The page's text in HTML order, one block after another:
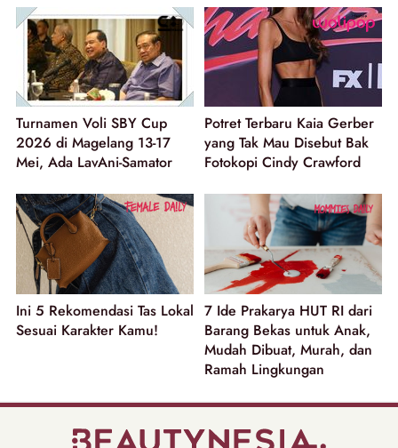
Turnamen Voli SBY Cup
2026 di Magelang 13-17
Mei, Ada LavAni-Samator
Potret Terbaru Kaia Gerber
yang Tak Mau Disebut Bak
Fotokopi Cindy Crawford
Ini 5 Rekomendasi Tas Lokal
Sesuai Karakter Kamu!
7 Ide Prakarya HUT RI dari
Barang Bekas untuk Anak,
Mudah Dibuat, Murah, dan
Ramah Lingkungan